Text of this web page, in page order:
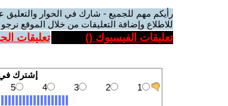
رأيكم مهم للجميع - شارك في الحوار
للاطلاع وإضافة التعليقات من خلال الموقع
تعليقات الفيسبوك () تعليقات